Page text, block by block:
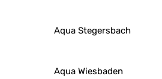
Aqua Stegersbach
Aqua Wiesbaden